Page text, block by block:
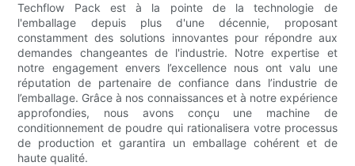
Techflow Pack est à la pointe de la technologie de
l'emballage depuis plus d'une décennie, proposant
constamment des solutions innovantes pour répondre aux
demandes changeantes de l'industrie. Notre expertise et
notre engagement envers l’excellence nous ont valu une
réputation de partenaire de confiance dans l’industrie de
l’emballage. Grâce à nos connaissances et à notre expérience
approfondies, nous avons conçu une machine de
conditionnement de poudre qui rationalisera votre processus
de production et garantira un emballage cohérent et de
haute qualité.